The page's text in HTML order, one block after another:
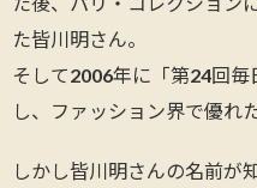
た皆川明さん。
そして2006年に「第24回
し、ファッション界で優れ
しかし皆川明さんの名前が